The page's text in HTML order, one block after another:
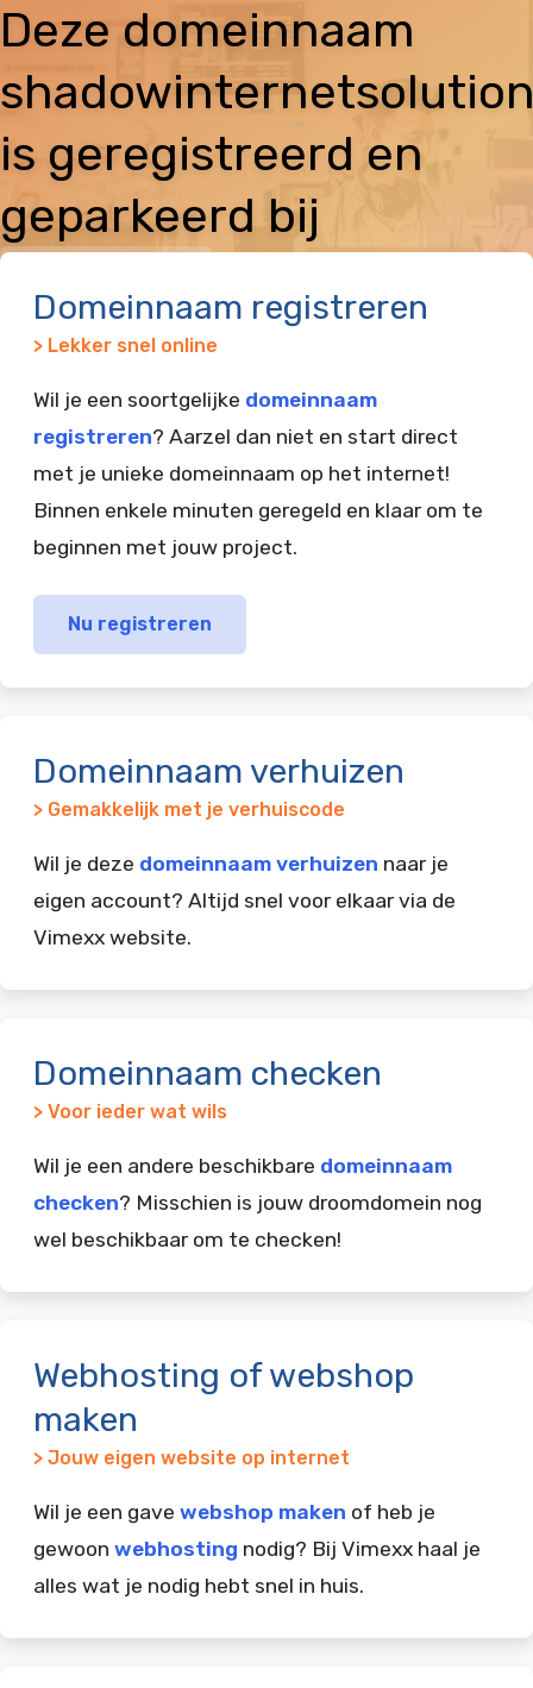
Deze domeinnaam
is geregistreerd en
geparkeerd bij
Domeinnaam registreren
> Lekker snel online
Wil je een soortgelijke domeinnaam
registreren? Aarzel dan niet en start direct
met je unieke domeinnaam op het internet!
Binnen enkele minuten geregeld en klaar om te
beginnen met jouw project.
Nu registreren
Domeinnaam verhuizen
> Gemakkelijk met je verhuiscode
Wil je deze domeinnaam verhuizen naar je
eigen account? Altijd snel voor elkaar via de
Vimexx website.
Domeinnaam checken
> Voor ieder wat wils
Wil je een andere beschikbare domeinnaam
checken? Misschien is jouw droomdomein nog
wel beschikbaar om te checken!
Webhosting of webshop
maken
> Jouw eigen website op internet
Wil je een gave webshop maken of heb je
gewoon webhosting nodig? Bij Vimexx haal je
alles wat je nodig hebt snel in huis.